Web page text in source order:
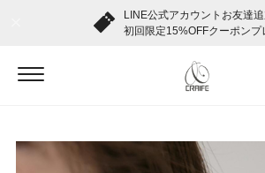
LINE公式アカウントお友達
初回限定15%OFFクーポンプ